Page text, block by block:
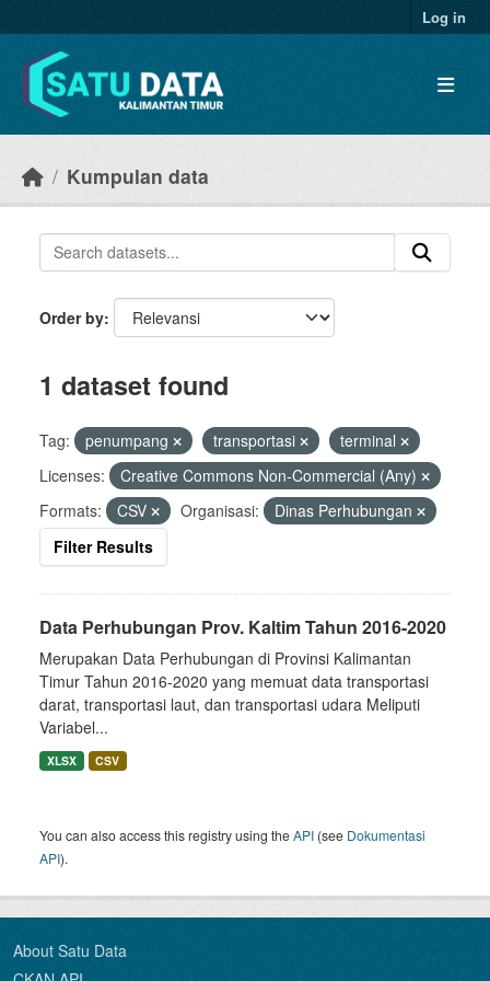
Log in
Kumpulan data
Order by
1 dataset found
Tag: penumpang transportasi
terminal
Licenses:
Creative Commons Non-Commercial (Any)
Formats:
CSV Organisasi:
Dinas Perhubungan
Filter Results
Data Perhubungan Prov. Kaltim Tahun 2016-2020
Merupakan Data Perhubungan di Provinsi Kalimantan
Timur Tahun 2016-2020 yang memuat data transportasi
darat, transportasi laut, dan transportasi udara Meliputi
Variabel...
XLSX CSV
You can also access this registry using theAPI (see Dokumentasi
API).
About Satu Data